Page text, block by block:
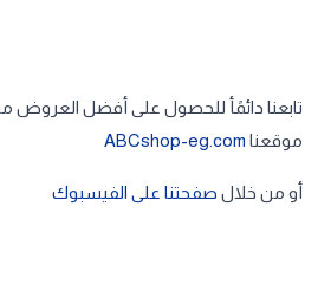
تابعنا دائمًأ للحصول على أفضل العروض
موقعنا ABCshop-eg.com
أو من خلال صفحتنا على الفيسبوك